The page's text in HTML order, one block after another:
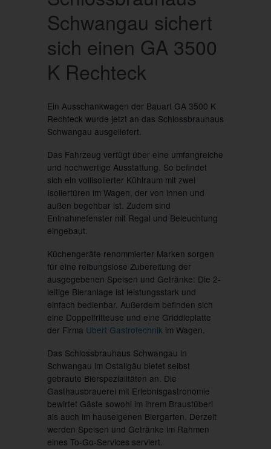
Schwangau sichert
sich einen GA 3500
K Rechteck
Ein Ausschankwagen der Bauart GA 3500 K
Rechteck wurde jetzt an das Schlossbrauhaus
Schwangau ausgeliefert.
Das Fahrzeug verfügt über eine umfangreiche
und hochwertige Ausstattung. So befindet
sich ein vollisolierter Kühlraum mit zwei
Isoliertüren im Wagen, der von innen und
außen begehbar ist. Zudem sind
Entnahmefenster mit Regal und Beleuchtung
eingebaut.
Küchengeräte renommierter Marken sorgen
für eine reibungslose Zubereitung der
ausgegebenen Speisen und Getränke: Die 2-
leitige Bieranlage ist leistungsstark und
einfach bedienbar. Außerdem befinden sich
eine Doppelfritteuse und eine Griddleplatte
der Firma Ubert Gastrotechnikim Wagen.
Das Schlossbrauhaus Schwangau in
Schwangau im Ostallgäu bietet selbst
gebraute Bierspezialitäten an. Die
Gasthausbrauerei mit Erlebnisgastronomie
bewirtet Gäste sowohl im ihrem Braustüberl
als auch im hauseigenen Biergarten. Derzeit
werden Speisen und Getränke im Rahmen
eines To-Go-Services serviert.